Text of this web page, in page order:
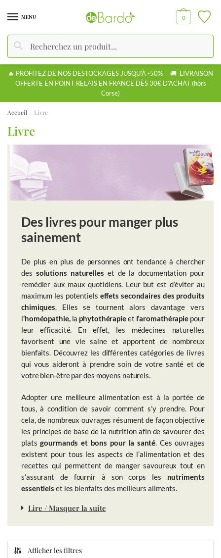
MENU
Recherche
0
🔥 PROFITEZ DE NOS DESTOCKAGES JUSQU’À -50% 🚚 LIVRAISON
OFFERTE EN POINT RELAIS EN FRANCE DÈS 30€ D’ACHAT (hors
Corse)
Accueil Livre
Livre
Des livres pour manger plus
sainement
De plus en plus de personnes ont tendance à chercher
des solutions naturelles et de la documentation pour
remédier aux maux quotidiens. Leur but est d’éviter au
maximum les potentiels effets secondaires des produits
chimiques. Elles se tournent alors davantage vers
l‘homéopathie, la phytothérapieet l’aromathérapie pour
leur efficacité. En effet, les médecines naturelles
favorisent une vie saine et apportent de nombreux
bienfaits. Découvrez les différentes catégories de livres
qui vous aideront à prendre soin de votre santé et de
votre bien-être par des moyens naturels.
Adopter une meilleure alimentation est à la portée de
tous, à condition de savoir comment s’y prendre. Pour
cela, de nombreux ouvrages résument de façon objective
les principes de base de la nutrition afin de savourer des
platsgourmands et bons pour la santé. Ces ouvrages
existent pour tous les aspects de l’alimentation et des
recettes qui permettent de manger savoureux tout en
s’assurant de fournir à son corps les nutriments
essentiels et les bienfaits des meilleurs aliments.
Lire / Masquer la suite
Afficher les filtres